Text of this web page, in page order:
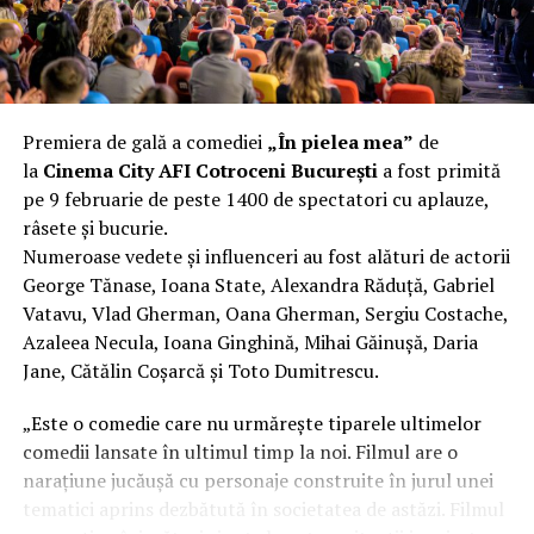
funcționalitate reală.
Aluminiul, pe scurt: ușor,
rezistent la coroziune, dar cu
nuanțe
Aluminiul e materialul care apare primul în conversație
când cineva caută un pavilion ușor. Și pe bună dreptate.
Densitatea aluminiului e de aproximativ 2,7 g/cm³, față
de circa 7,8 g/cm³ pentru oțel. Practic, la un volum
identic, aluminiul cântărește cam o treime din greutatea
oțelului. Pentru oricine transportă, montează și
demontează frecvent o structură, diferența asta se
simte enorm.
Un alt avantaj greu de ignorat e rezistența naturală la
coroziune. Aluminiul formează un strat subțire de oxid
Premiera de gală a comediei „În pielea mea” de
la Cinema City AFI Cotroceni Bucureștia fost primită
pe 9 februarie de peste 1400 de spectatori cu aplauze,
râsete și bucurie.
Numeroase vedete și influenceri au fost alături de actorii
George Tănase, Ioana State, Alexandra Răduță, Gabriel
Vatavu, Vlad Gherman, Oana Gherman, Sergiu Costache,
Azaleea Necula, Ioana Ginghină, Mihai Găinușă, Daria
Jane, Cătălin Coșarcă și Toto Dumitrescu.
„Este o comedie care nu urmărește tiparele ultimelor
comedii lansate în ultimul timp la noi. Filmul are o
narațiune jucăușă cu personaje construite în jurul unei
tematici aprins dezbătută în societatea de astăzi. Filmul